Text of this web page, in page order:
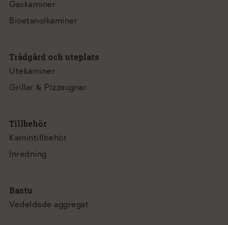
Gaskaminer
Bioetanolkaminer
Trädgård och uteplats
Utekaminer
Grillar & Pizzaugnar
Tillbehör
Kamintillbehör
Inredning
Bastu
Vedeldade aggregat